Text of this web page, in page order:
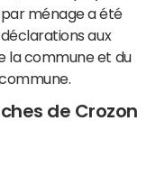
par ménage a été
aux
la commune et du
de Crozon